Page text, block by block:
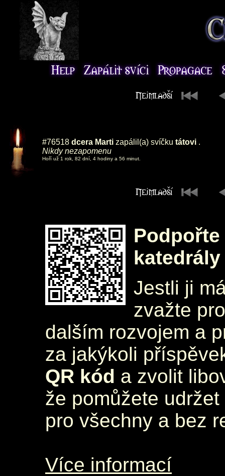
#76518 dcera Marti zapálil(a) svíčku tátovi .
Nikdy nezapomenu
Hoří už 1 rok, 82 dní, 4 hodiny a 56 minut.
katedrály
Jestli ji
zvažte
dalším rozvojem a
za jakýkoli
QR kód a zvolit
že pomůžete
pro všechny a bez
Více informací